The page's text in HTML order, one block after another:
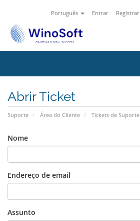
Português Entrar Registrar
Abrir Ticket
Suporte Área do Cliente Tickets de Suporte
Nome
Endereço de email
Assunto